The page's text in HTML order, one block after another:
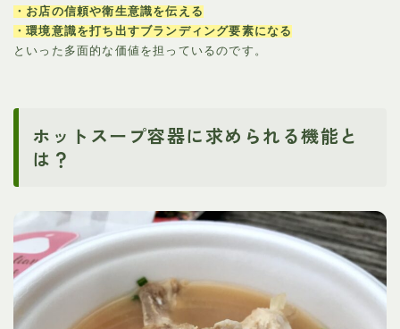
・お店の信頼や衛生意識を伝える
・環境意識を打ち出すブランディング要素になる
といった多面的な価値を担っているのです。
ホットスープ容器に求められる機能と
は？